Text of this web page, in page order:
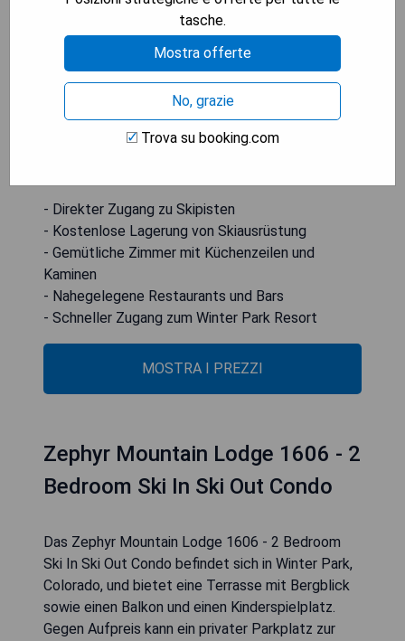
gasbetriebenen Kamin. Das Five Mountain Tavern
serviert während der Skisaison Abendessen und
abends können die Gäste an der Bar alkoholische
Getränke genießen. Das Winter Park Resort ist
weniger als 5 Minuten mit dem kostenlosen
Village Cabriolet entfernt, während der Rocky
Mountain National Park weniger als eine Stunde
- Direkter Zugang zu Skipisten
- Kostenlose Lagerung von Skiausrüstung
- Gemütliche Zimmer mit Küchenzeilen und
Kaminen
- Nahegelegene Restaurants und Bars
- Schneller Zugang zum Winter Park Resort
MOSTRA I PREZZI
Zephyr Mountain Lodge 1606 - 2
Bedroom Ski In Ski Out Condo
Das Zephyr Mountain Lodge 1606 - 2 Bedroom
Ski In Ski Out Condo befindet sich in Winter Park,
Colorado, und bietet eine Terrasse mit Bergblick
sowie einen Balkon und einen Kinderspielplatz.
Gegen Aufpreis kann ein privater Parkplatz zur
tasche.
Mostra offerte
No, grazie
Trova su booking.com